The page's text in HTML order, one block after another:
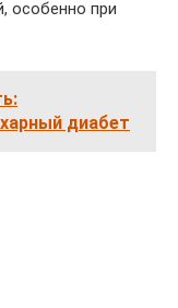
особенно при
диабет